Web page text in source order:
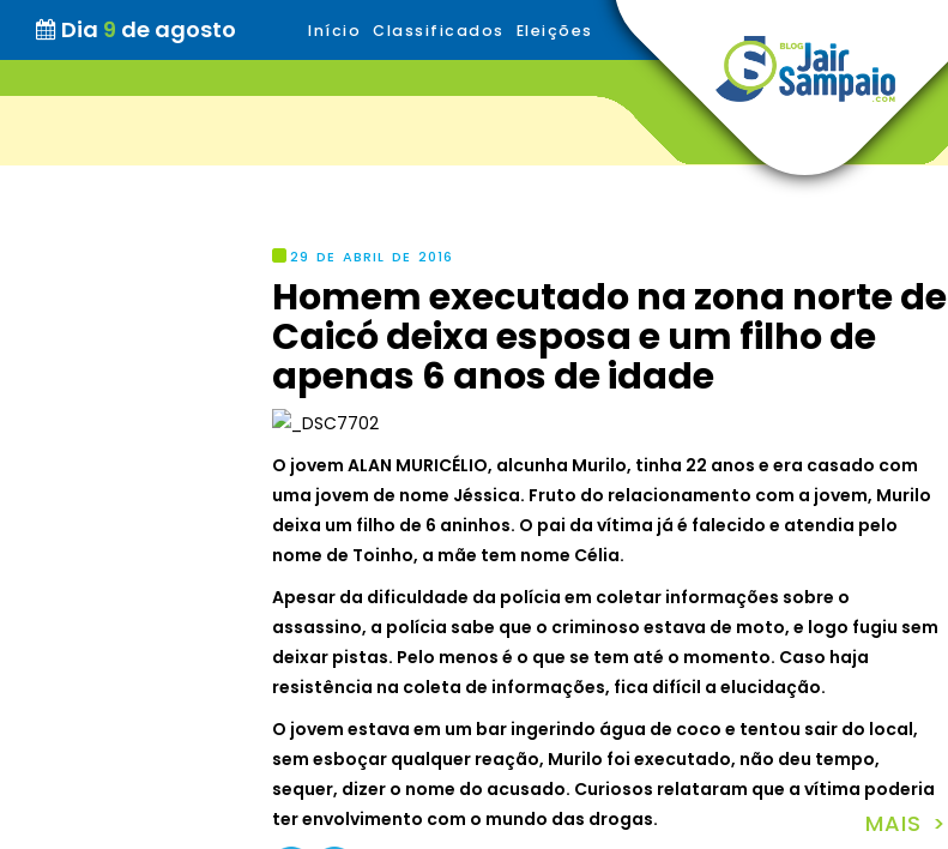
Dia 9 de agosto Início Classificados Eleições
29 DE ABRIL DE 2016
Homem executado na zona norte de
Caicó deixa esposa e um filho de
apenas 6 anos de idade
O jovem ALAN MURICÉLIO, alcunha Murilo, tinha 22 anos e era casado com
uma jovem de nome Jéssica. Fruto do relacionamento com a jovem, Murilo
deixa um filho de 6 aninhos. O pai da vítima já é falecido e atendia pelo
nome de Toinho, a mãe tem nome Célia.
Apesar da dificuldade da polícia em coletar informações sobre o
assassino, a polícia sabe que o criminoso estava de moto, e logo fugiu sem
deixar pistas. Pelo menos é o que se tem até o momento. Caso haja
resistência na coleta de informações, fica difícil a elucidação.
O jovem estava em um bar ingerindo água de coco e tentou sair do local,
sem esboçar qualquer reação, Murilo foi executado, não deu tempo,
sequer, dizer o nome do acusado. Curiosos relataram que a vítima poderia
ter envolvimento com o mundo das drogas.
MAIS >